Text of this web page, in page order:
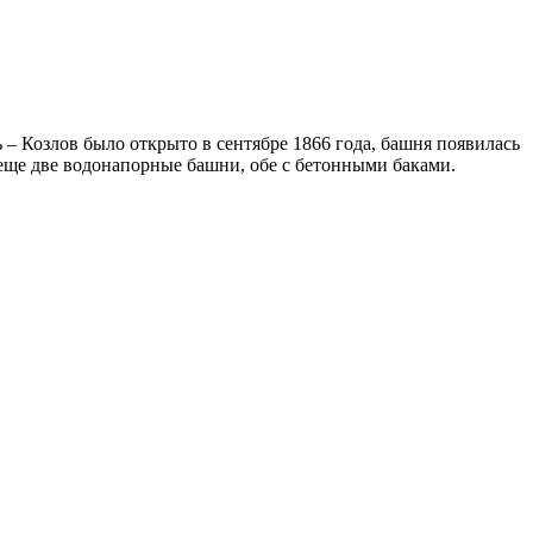
Козлов было открыто в сентябре 1866 года, башня появилась
две водонапорные башни, обе с бетонными баками.